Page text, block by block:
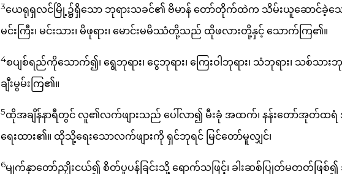
3ယေရုရှလင်မြို့၌ရှိသော ဘုရားသခင်၏ ဗိမာန် တော်တိုက်ထဲက သိမ်းယူဆောင်ခဲ့သ
မင်းကြီး၊ မင်းသား၊ မိဖုရား၊ မောင်းမမိဿံတို့သည် ထိုဖလားတို့နှင့် သောက်ကြ၏။
4စပျစ်ရည်ကိုသောက်၍၊ ရွေဘုရား၊ ငွေဘုရား၊ ကြေးဝါဘုရား၊ သံဘုရား၊ သစ်သား
ချီးမွမ်းကြ၏။
5ထိုအချိန်နာရီတွင် လူ၏လက်ဖျားသည် ပေါ်လာ၍ မီးခုံ အထက်၊ နန်းတော်အုတ်ထရံ
ရေးထား၏။ ထိုသို့ရေးသောလက်ဖျားကို ရှင်ဘုရင် မြင်တော်မူလျှင်၊
6မျက်နှာတော်ညှိုးငယ်၍ စိတ်ပူပန်ခြင်းသို့ ရောက်သဖြင့်၊ ခါးဆစ်ပြုတ်မတတ်ဖြစ်၍